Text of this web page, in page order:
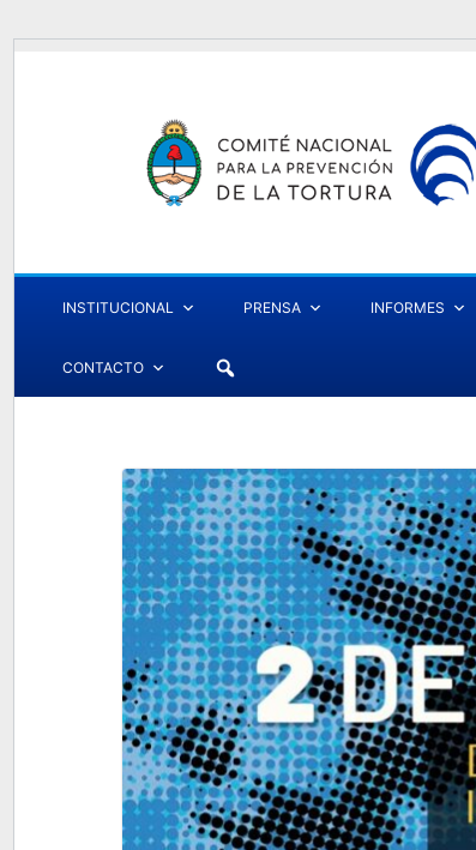
INSTITUCIONAL PRENSA INFORMES
CONTACTO